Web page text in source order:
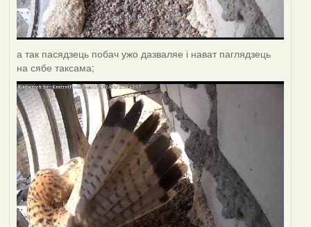
а так пасядзець побач ужо дазваляе і нават паглядзець
на сябе таксама;